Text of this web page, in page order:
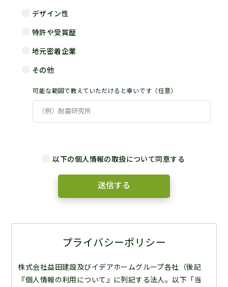
デザイン性
特許や受賞歴
地元密着企業
その他
可能な範囲で教えていただけると幸いです（任意）
以下の個人情報の取扱について同意する
プライバシーポリシー
株式会社益田建設及びイデアホームグループ各社（後記
『個人情報の利用について』に列記する法人。以下「当